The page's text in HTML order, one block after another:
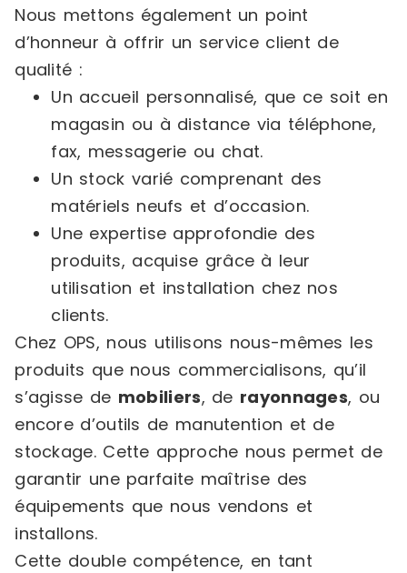
Nous mettons également un point
d’honneur à offrir un service client de
qualité :
Un accueil personnalisé, que ce soit en
magasin ou à distance via téléphone,
fax, messagerie ou chat.
Un stock varié comprenant des
matériels neufs et d’occasion.
Une expertise approfondie des
produits, acquise grâce à leur
utilisation et installation chez nos
clients.
Chez OPS, nous utilisons nous-mêmes les
produits que nous commercialisons, qu’il
s’agisse de mobiliers, de rayonnages, ou
encore d’outils de manutention et de
stockage. Cette approche nous permet de
garantir une parfaite maîtrise des
équipements que nous vendons et
installons.
Cette double compétence, en tant